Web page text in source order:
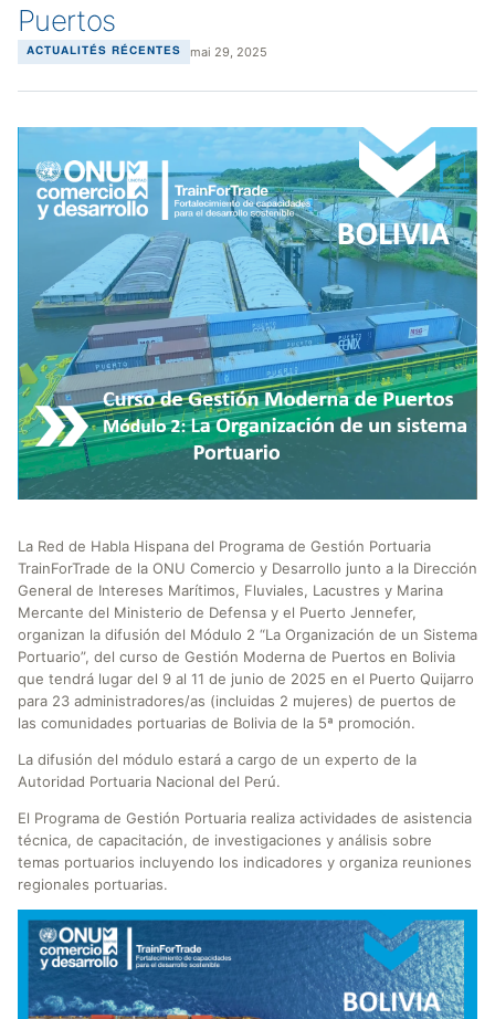
Puertos
ACTUALITÉS RÉCENTES mai 29, 2025
La Red de Habla Hispana del Programa de Gestión Portuaria
TrainForTrade de la ONU Comercio y Desarrollo junto a la Dirección
General de Intereses Marítimos, Fluviales, Lacustres y Marina
Mercante del Ministerio de Defensa y el Puerto Jennefer,
organizan la difusión del Módulo 2 “La Organización de un Sistema
Portuario”, del curso de Gestión Moderna de Puertos en Bolivia
que tendrá lugar del 9 al 11 de junio de 2025 en el Puerto Quijarro
para 23 administradores/as (incluidas 2 mujeres) de puertos de
las comunidades portuarias de Bolivia de la 5ª promoción.
La difusión del módulo estará a cargo de un experto de la
Autoridad Portuaria Nacional del Perú.
El Programa de Gestión Portuaria realiza actividades de asistencia
técnica, de capacitación, de investigaciones y análisis sobre
temas portuarios incluyendo los indicadores y organiza reuniones
regionales portuarias.